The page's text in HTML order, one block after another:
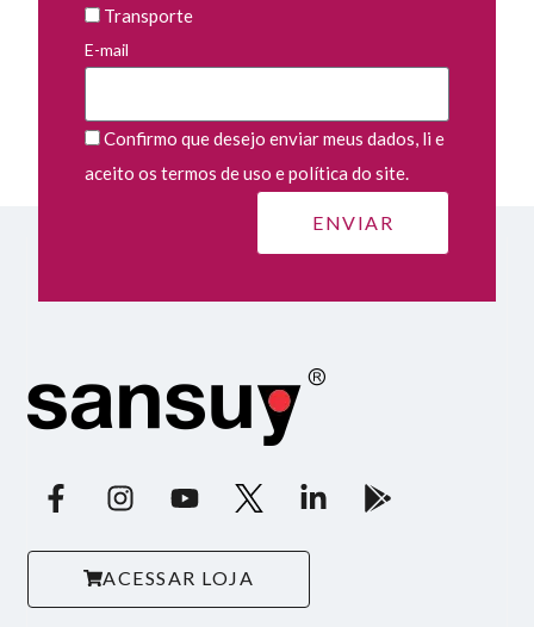
Transporte
E-mail
Confirmo que desejo enviar meus dados, li e
aceito os termos de uso e política do site.
ACESSAR LOJA